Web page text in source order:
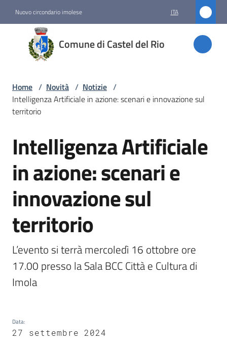
Nuovo circondario imolese ITA
Comune di Castel del Rio
Comune
di
Castel
Novità
Menu selezionato
Servizi
Vivere
Castel
del
Rio
Servizi
on-
Home / Novità / Notizie /
Intelligenza Artificiale in azione: scenari e innovazione sul
territorio
Salta al contenuto
Intelligenza Artificiale
in azione: scenari e
innovazione sul
territorio
L’evento si terrà mercoledì 16 ottobre ore
17.00 presso la Sala BCC Città e Cultura di
Imola
Data:
27 settembre 2024